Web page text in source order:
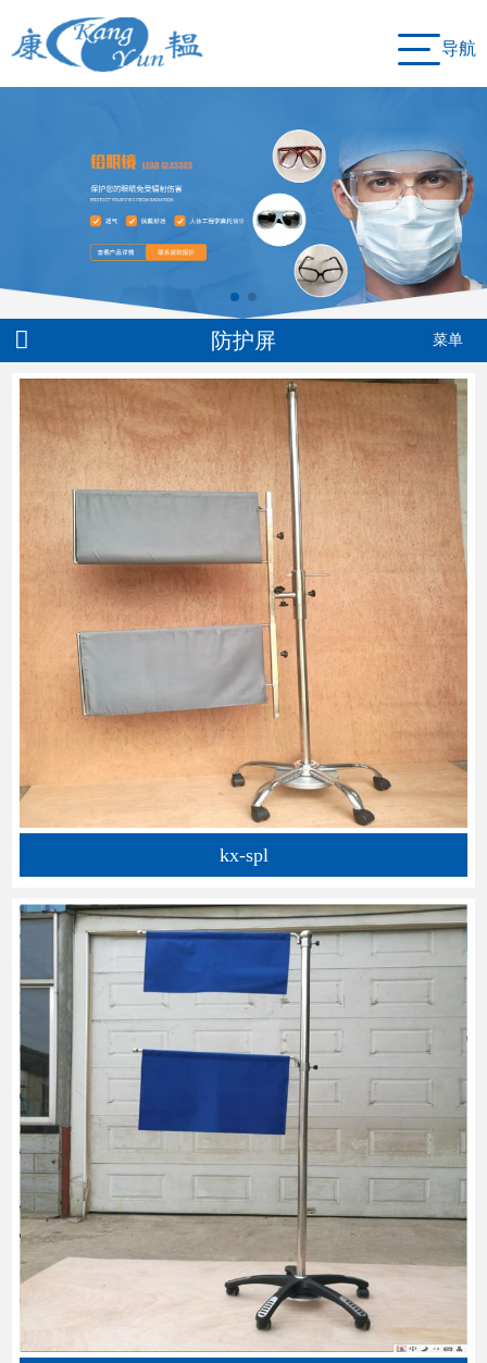
导航
防护屏 菜单
kx-spl